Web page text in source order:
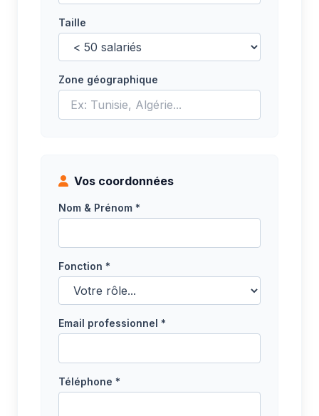
Taille
Zone géographique
Vos coordonnées
Nom & Prénom *
Fonction *
Email professionnel *
Téléphone *